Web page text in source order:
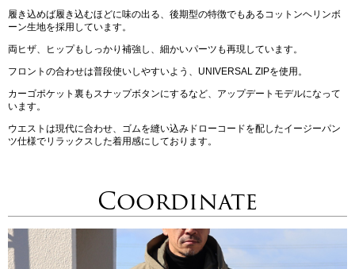
履き込めば履き込むほどに味の出る、後期型の特徴でもあるコットンヘリンボ
ーン生地を採用しています。
両ヒザ、ヒップもしっかり補強し、細かいパーツも再現しています。
フロントの合わせは普段使いしやすいよう、UNIVERSAL ZIPを使用。
カーゴポケット裏もスナップボタンにするなど、アップデートモデルになって
います。
ウエストは現代に合わせ、ゴムを縫い込みドローコードを配したイージーパン
ツ仕様でリラックスした着用感にしております。
Coordinate